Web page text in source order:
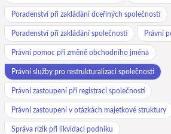
Poradenství při zakládání dceřiných společností
Poradenství při zakládání společnosti Právní
Právní pomoc při změně obchodního jména
Právní služby pro restrukturalizaci společnosti
Právní zastoupení při registraci společností
Právní zastoupení v otázkách majetkové struktury
Správa rizik při likvidaci podniku